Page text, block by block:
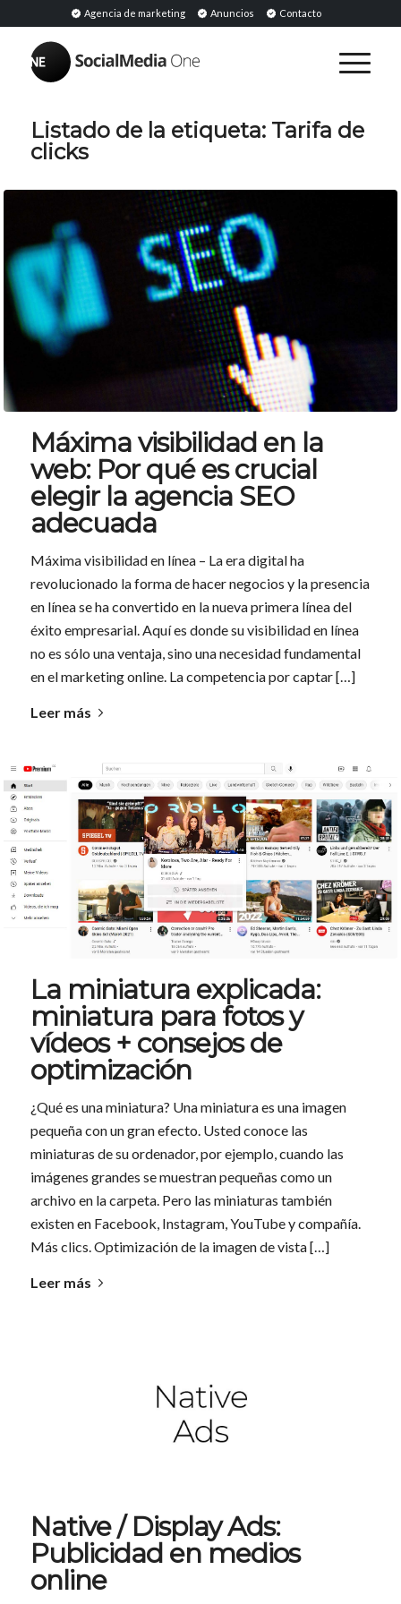
Agencia de marketing Anuncios Contacto
Listado de la etiqueta: Tarifa de
clicks
Máxima visibilidad en la
web: Por qué es crucial
elegir la agencia SEO
adecuada
Máxima visibilidad en línea – La era digital ha
revolucionado la forma de hacer negocios y la presencia
en línea se ha convertido en la nueva primera línea del
éxito empresarial. Aquí es donde su visibilidad en línea
no es sólo una ventaja, sino una necesidad fundamental
en el marketing online. La competencia por captar […]
Leer más
La miniatura explicada:
miniatura para fotos y
vídeos + consejos de
optimización
¿Qué es una miniatura? Una miniatura es una imagen
pequeña con un gran efecto. Usted conoce las
miniaturas de su ordenador, por ejemplo, cuando las
imágenes grandes se muestran pequeñas como un
archivo en la carpeta. Pero las miniaturas también
existen en Facebook, Instagram, YouTube y compañía.
Más clics. Optimización de la imagen de vista […]
Leer más
Native / Display Ads:
Publicidad en medios
online